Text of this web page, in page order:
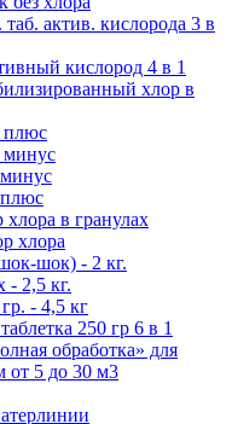
актив. кислорода 3 в
кислород 4 в 1
хлор в
плюс
в гранулах
хлора
шок) - 2 кг.
- 2,5 кг.
- 4,5 кг
250 гр 6 в 1
обработка» для
от 5 до 30 м3